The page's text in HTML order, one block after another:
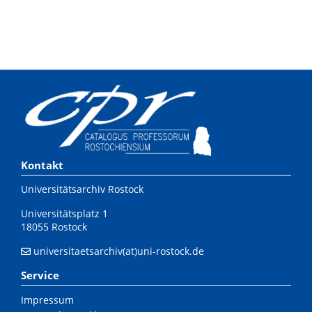
Kontakt
Universitätsarchiv Rostock
Universitätsplatz 1
18055 Rostock
universitaetsarchiv(at)uni-rostock.de
Service
Impressum